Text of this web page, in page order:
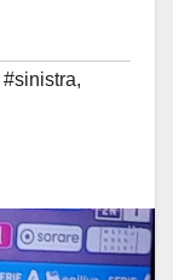
#sinistra,